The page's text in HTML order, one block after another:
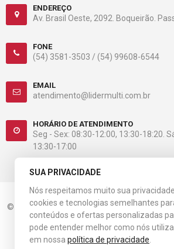
ENDEREÇO
Av. Brasil Oeste, 2092. Boqueirão.
FONE
(54) 3581-3503 / (54) 99608-6544
EMAIL
atendimento@lidermulti.com.br
HORÁRIO DE ATENDIMENTO
Seg - Sex: 08:30-12:00, 13:30-18:20.
13:30-17:00
© 2023 Líder Multiloja. CNPJ: 08.536.984/
reservados.
Esta loja virtual utiliza tecnologia da
SUA PRIVACIDADE
Nós respeitamos muito sua
cookies e tecnologias semelhantes
conteúdos e ofertas personalizadas
pode entender melhor como nós
em nossa política de privacidade